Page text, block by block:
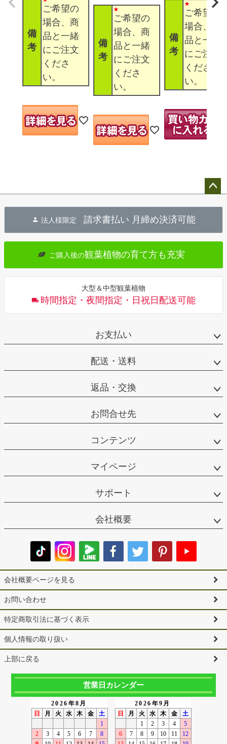
備
考
ご希望の
場合、商
品と一緒
にご注文
くださ
い。
備
考
ご希望の
場合、商
品と一緒
にご注文
くださ
い。
備
考
ご希望の
場合、商
品と一緒
にご注文
くださ
い。
へ
法人様限定 請求書払い 月締め決済可能
ご購入後の観葉植物の育て方も充実
大型＆中型観葉植物
時間指定・夜間指定・日祝日配送可能
お支払い
配送・送料
返品・交換
お問合せ先
コンテンツ
マイページ
サポート
会社概要
会社概要ページを見る
お問い合わせ
特定商取引法に基づく表示
個人情報の取り扱い
上部に戻る
営業日カレンダー